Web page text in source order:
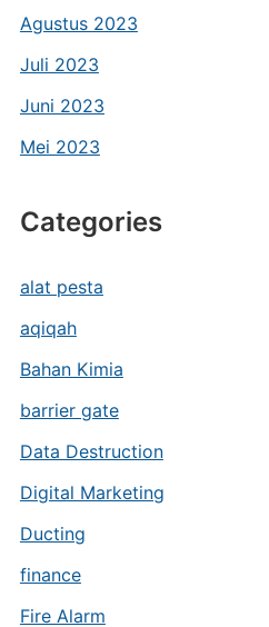
Agustus 2023
Juli 2023
Juni 2023
Mei 2023
Categories
alat pesta
aqiqah
Bahan Kimia
barrier gate
Data Destruction
Digital Marketing
Ducting
finance
Fire Alarm